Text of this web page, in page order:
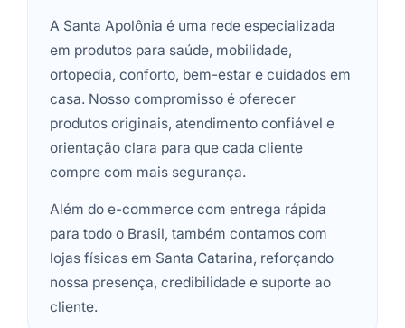
A Santa Apolônia é uma rede especializada
em produtos para saúde, mobilidade,
ortopedia, conforto, bem-estar e cuidados em
casa. Nosso compromisso é oferecer
produtos originais, atendimento confiável e
orientação clara para que cada cliente
compre com mais segurança.
Além do e-commerce com entrega rápida
para todo o Brasil, também contamos com
lojas físicas em Santa Catarina, reforçando
nossa presença, credibilidade e suporte ao
cliente.